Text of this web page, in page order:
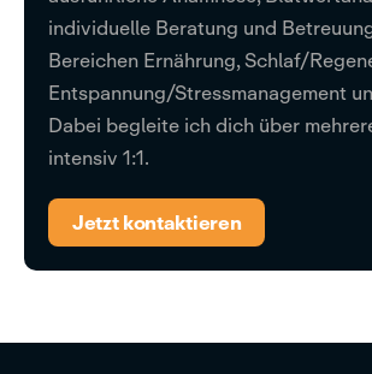
individuelle Beratung und
Bereichen Ernährung, Schlaf/
Entspannung/Stressmanagement
Dabei begleite ich dich über
intensiv 1:1.
Jetzt kontaktieren